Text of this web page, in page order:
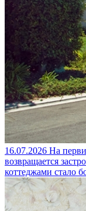
16.07.2026 На
возвращается
коттеджами стало